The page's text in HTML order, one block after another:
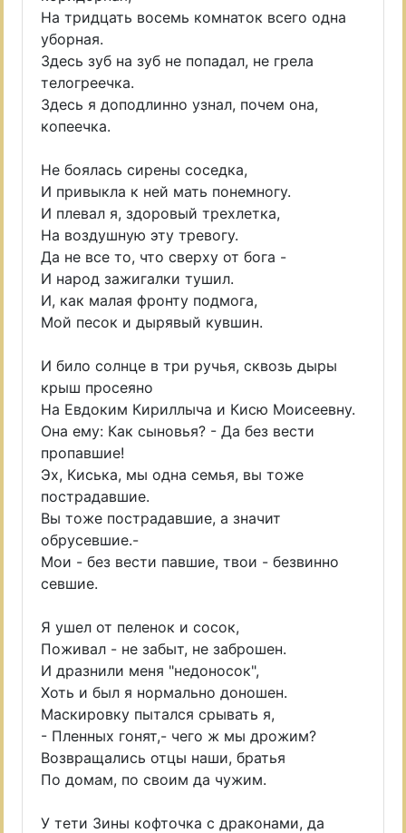
На тридцать восемь комнаток всего одна
уборная.
Здесь зуб на зуб не попадал, не грела
телогреечка.
Здесь я доподлинно узнал, почем она,
копеечка.
Не боялась сирены соседка,
И привыкла к ней мать понемногу.
И плевал я, здоровый трехлетка,
На воздушную эту тревогу.
Да не все то, что сверху от бога -
И народ зажигалки тушил.
И, как малая фронту подмога,
Мой песок и дырявый кувшин.
И било солнце в три ручья, сквозь дыры
крыш просеяно
На Евдоким Кириллыча и Кисю Моисеевну.
Она ему: Как сыновья? - Да без вести
пропавшие!
Эх, Киська, мы одна семья, вы тоже
пострадавшие.
Вы тоже пострадавшие, а значит
обрусевшие.-
Мои - без вести павшие, твои - безвинно
севшие.
Я ушел от пеленок и сосок,
Поживал - не забыт, не заброшен.
И дразнили меня "недоносок",
Хоть и был я нормально доношен.
Маскировку пытался срывать я,
- Пленных гонят,- чего ж мы дрожим?
Возвращались отцы наши, братья
По домам, по своим да чужим.
У тети Зины кофточка с драконами, да